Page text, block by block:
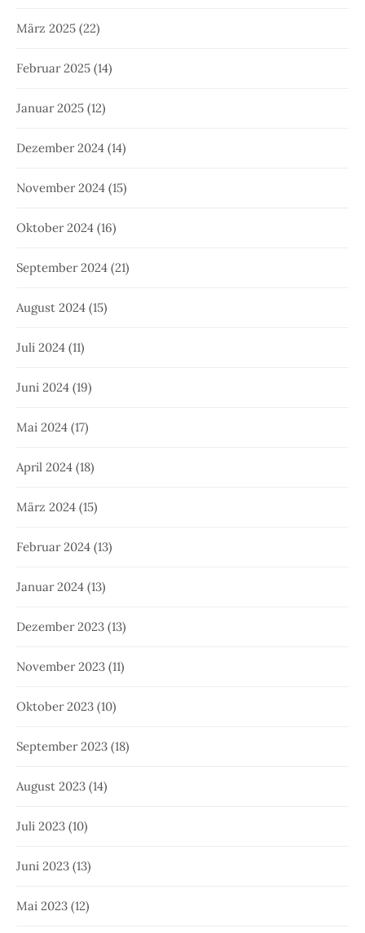
März 2025 (22)
Februar 2025 (14)
Januar 2025 (12)
Dezember 2024 (14)
November 2024 (15)
Oktober 2024 (16)
September 2024 (21)
August 2024 (15)
Juli 2024 (11)
Juni 2024 (19)
Mai 2024 (17)
April 2024 (18)
März 2024 (15)
Februar 2024 (13)
Januar 2024 (13)
Dezember 2023 (13)
November 2023 (11)
Oktober 2023 (10)
September 2023 (18)
August 2023 (14)
Juli 2023 (10)
Juni 2023 (13)
Mai 2023 (12)